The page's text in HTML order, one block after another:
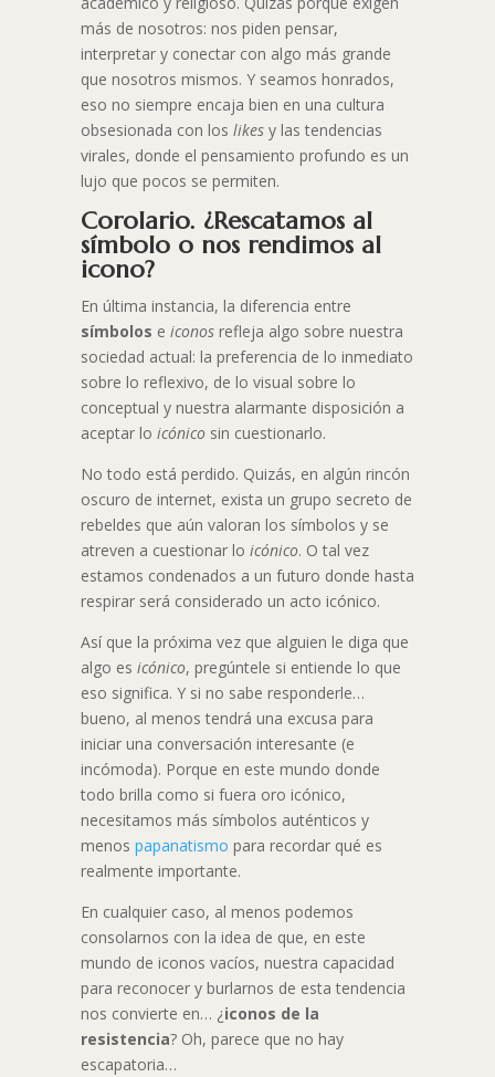
más de nosotros: nos piden pensar,
interpretar y conectar con algo más grande
que nosotros mismos. Y seamos honrados,
eso no siempre encaja bien en una cultura
obsesionada con los likesy las tendencias
virales, donde el pensamiento profundo es un
lujo que pocos se permiten.
Corolario. ¿Rescatamos al
símbolo o nos rendimos al
icono?
En última instancia, la diferencia entre
símbolos e iconosrefleja algo sobre nuestra
sociedad actual: la preferencia de lo inmediato
sobre lo reflexivo, de lo visual sobre lo
conceptual y nuestra alarmante disposición a
aceptar lo icónico sin cuestionarlo.
No todo está perdido. Quizás, en algún rincón
oscuro de internet, exista un grupo secreto de
rebeldes que aún valoran los símbolos y se
atreven a cuestionar lo icónico. O tal vez
estamos condenados a un futuro donde hasta
respirar será considerado un acto icónico.
Así que la próxima vez que alguien le diga que
algo es icónico, pregúntele si entiende lo que
eso significa. Y si no sabe responderle…
bueno, al menos tendrá una excusa para
iniciar una conversación interesante (e
incómoda). Porque en este mundo donde
todo brilla como si fuera oro icónico,
necesitamos más símbolos auténticos y
menos papanatismo para recordar qué es
realmente importante.
En cualquier caso, al menos podemos
consolarnos con la idea de que, en este
mundo de iconos vacíos, nuestra capacidad
para reconocer y burlarnos de esta tendencia
nos convierte en… ¿iconos de la
resistencia? Oh, parece que no hay
escapatoria…